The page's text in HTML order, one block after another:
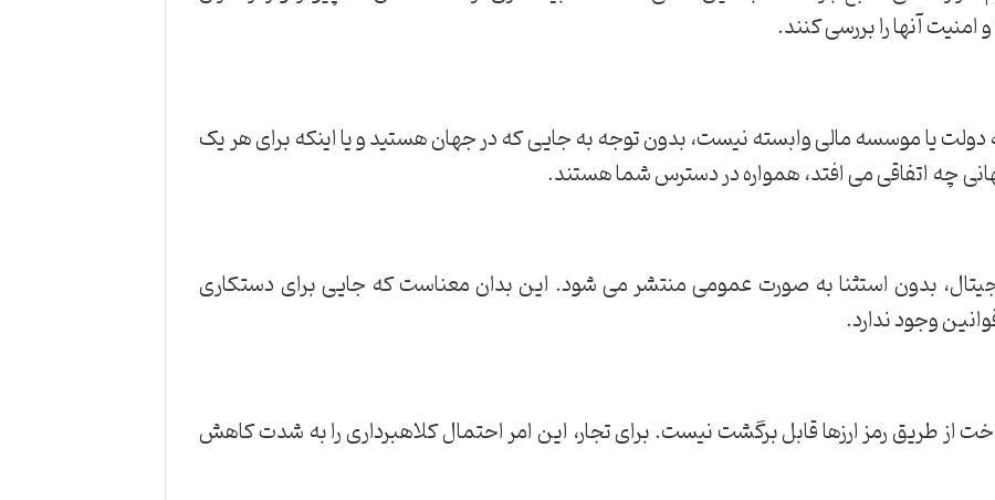
آنها را بررسی کنند.
دولت یا موسسه مالی وابسته نیست، بدون توجه به جایی که در جهان هستید و یا اینکه برای هر یک
چه اتفاقی می افتد، همواره در دسترس شما هستند.
بدون استثنا به صورت عمومی منتشر می شود. این بدان معناست که جایی برای دستکاری
وجود ندارد.
از طریق رمز ارزها قابل برگشت نیست. برای تجار، این امر احتمال کلاهبرداری را به شدت کاهش